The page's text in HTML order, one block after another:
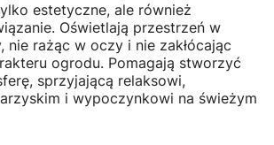
estetyczne, ale również
Oświetlają przestrzeń w
nie rażąc w oczy i nie zakłócając
ogrodu. Pomagają stworzyć
sprzyjającą relaksowi,
i wypoczynkowi na świeżym